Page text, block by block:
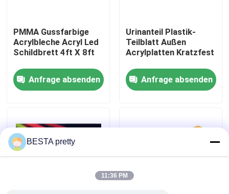
Werksbesichtigung
Kontakt mit uns
Neuigkeiten
Rechtssachen
PMMA Gussfarbige
Acrylbleche Acryl Led
Schildbrett 4ft X 8ft
Anfrage absenden
Urinanteil Plastik-
Teilblatt Außen
Acrylplatten Kratzfest
Anfrage absenden
BESTA pretty
11:36 PM